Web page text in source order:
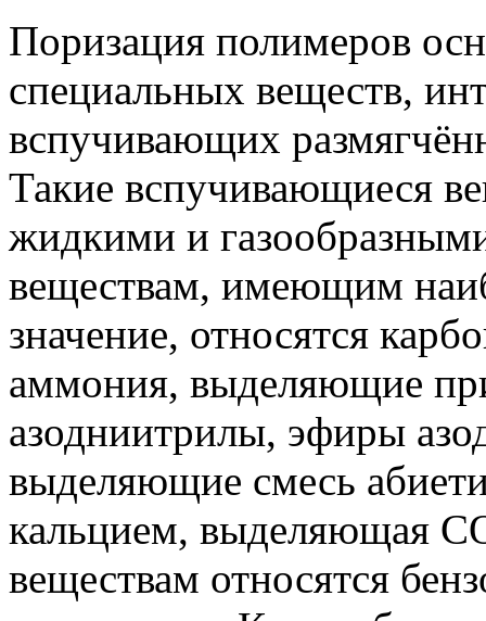
Поризация полимеров
специальных веществ,
вспучивающих
Такие вспучивающиеся
жидкими и
веществам, имеющим
значение, относятся
аммония, выделяющие
азодниитрилы, эфиры
выделяющие смесь
кальцием, выделяющая
веществам относятся